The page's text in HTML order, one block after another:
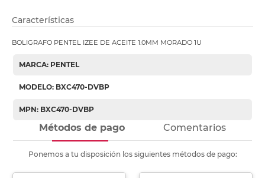
Características
BOLIGRAFO PENTEL IZEE DE ACEITE 1.0MM MORADO 1U
MARCA: PENTEL
MODELO: BXC470-DVBP
MPN: BXC470-DVBP
Métodos de pago Comentarios
Ponemos a tu disposición los siguientes métodos de pago: